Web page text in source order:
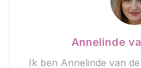
Annelinde
Ik ben Annelinde van